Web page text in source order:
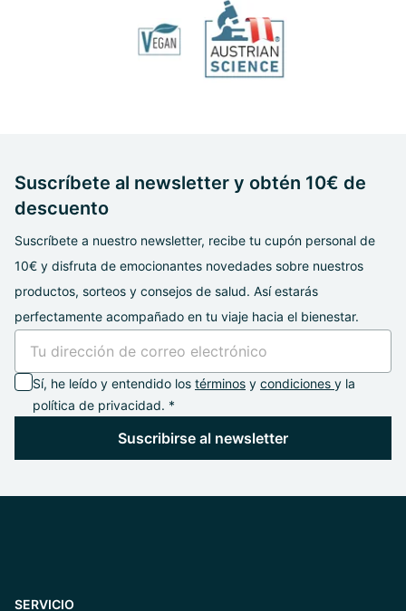
Suscríbete al newsletter y obtén 10€ de
descuento
Suscríbete a nuestro newsletter, recibe tu cupón personal de
10€ y disfruta de emocionantes novedades sobre nuestros
productos, sorteos y consejos de salud. Así estarás
perfectamente acompañado en tu viaje hacia el bienestar.
Sí, he leído y entendido los términos y condiciones y la
política de privacidad. *
Suscribirse al newsletter
SERVICIO